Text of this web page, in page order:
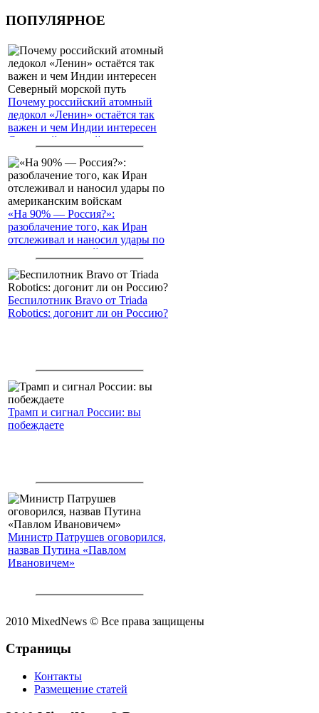
ПОПУЛЯРНОЕ
Почему российский атомный
ледокол «Ленин» остаётся так
важен и чем Индии интересен
Северный морской путь
«На 90% — Россия?»:
разоблачение того, как Иран
отслеживал и наносил удары по
американским войскам
Беспилотник Bravo от Triada
Robotics: догонит ли он Россию?
Трамп и сигнал России: вы
побеждаете
Министр Патрушев оговорился,
назвав Путина «Павлом
Ивановичем»
2010 MixedNews © Все права защищены
Страницы
Контакты
Размещение статей